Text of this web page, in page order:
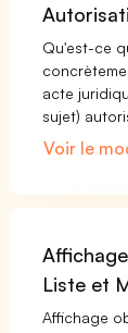
Qu'est-ce
acte
sujet)
Voir le
Liste et
Affichage